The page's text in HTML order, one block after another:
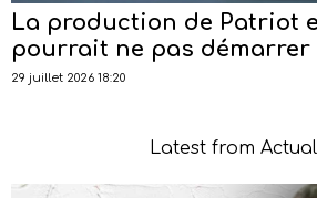
La production de Patriot
pourrait ne pas démarrer
29 juillet 2026 18:20
Latest from